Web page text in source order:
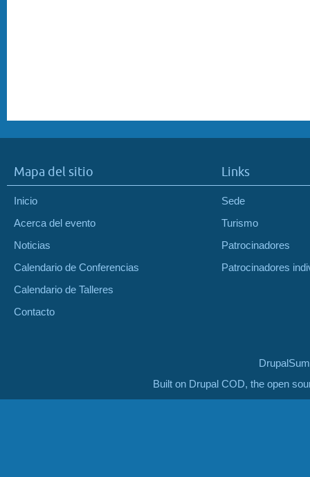
Mapa del sitio
Inicio
Acerca del evento
Noticias
Calendario de Conferencias
Calendario de Talleres
Contacto
Links
Sede
Turismo
Patrocinadores
Patrocinadores
Built on Drupal COD, the open